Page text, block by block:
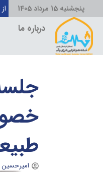
پنجشنبه 15 مرداد 1405
درباره ما